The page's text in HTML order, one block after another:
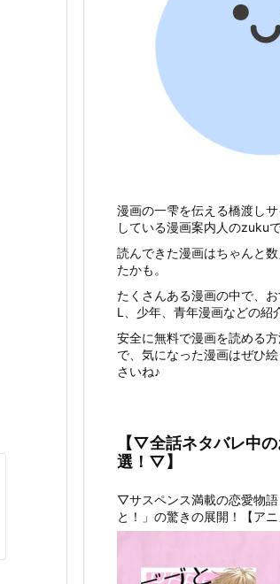
漫画の一雫を伝える橋渡し
している漫画案内人のzukuで
読んできた漫画はちゃんと
たかも。
たくさんある漫画の中で、
L、少年、青年漫画などの紹
安全に無料で漫画を読める
で、気になった漫画はぜひ
さいね♪
【▽全話ネタバレ中
選！▽】
▽サスペンス満載の恋愛物
と！」の驚きの展開！【アニ